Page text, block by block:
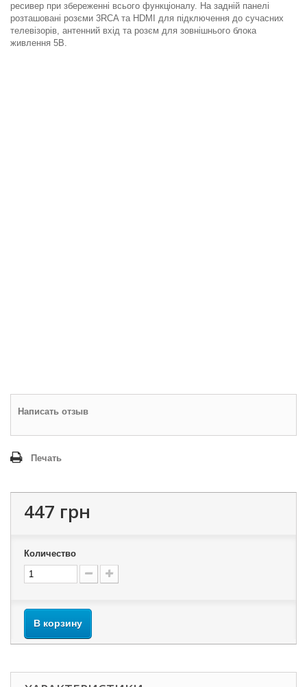
ресивер при збереженні всього функціоналу. На задній панелі
розташовані розєми 3RCA та HDMI для підключення до сучасних
телевізорів, антенний вхід та розєм для зовнішнього блока
живлення 5В.
Написать отзыв
Печать
447 грн
Количество
В корзину